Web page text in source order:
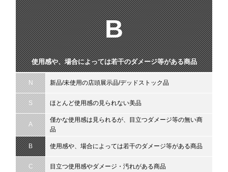
B
使用感や、場合によっては若干のダメージ等がある商品
N 新品/未使用の店頭展示品/デッドストック品
S ほとんど使用感の見られない美品
A
僅かな使用感は見られるが、目立つダメージ等の無い商
品
B 使用感や、場合によっては若干のダメージ等がある商品
C 目立つ使用感やダメージ・汚れがある商品